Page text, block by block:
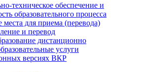
техническое обеспечение и
образовательного процесса
места для приема (перевода)
и перевод
дистанционно
услуги
версиях ВКР